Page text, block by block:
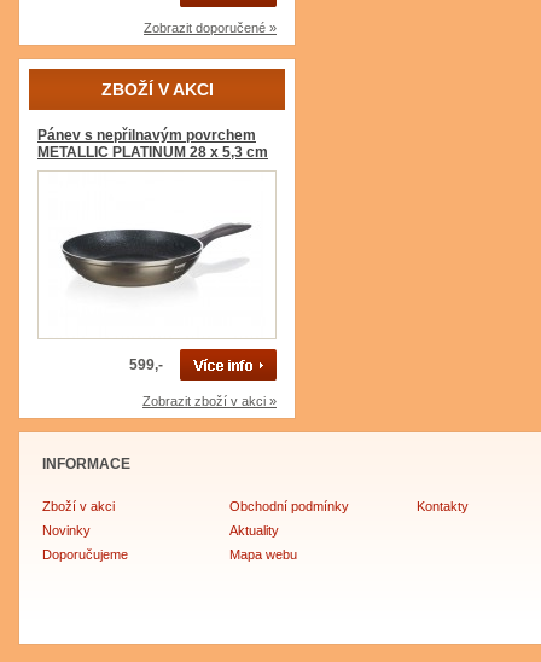
Zobrazit doporučené »
ZBOŽÍ V AKCI
Pánev s nepřilnavým povrchem
METALLIC PLATINUM 28 x 5,3 cm
599,-
Zobrazit zboží v akci »
INFORMACE
Zboží v akci
Novinky
Doporučujeme
Obchodní podmínky
Aktuality
Mapa webu
Kontakty